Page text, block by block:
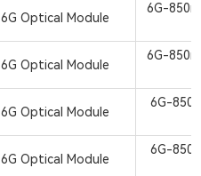
6G Optical Module
6G-
6G Optical Module
6G-
6G Optical Module
6G-
6G Optical Module
6G-